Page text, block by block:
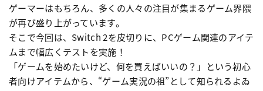
ゲーマーはもちろん、多くの人々の注目が集まるゲーム界隈
が再び盛り上がっています。
そこで今回は、Switch 2を皮切りに、PCゲーム関連のアイテ
ムまで幅広くテストを実施！
「ゲームを始めたいけど、何を買えばいいの？」という初心
者向けアイテムから、“ゲーム実況の祖”として知られるよゐ